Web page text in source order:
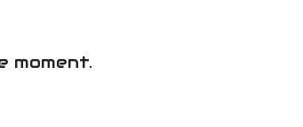
moment.